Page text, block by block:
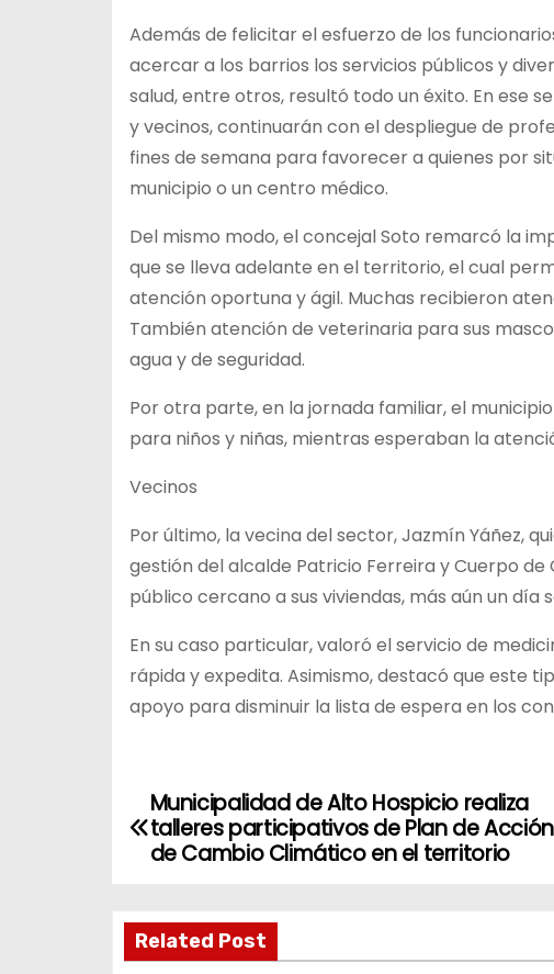
Además de felicitar el esfuerzo de los
acercar a los barrios los servicios públicos y
salud, entre otros, resultó todo un éxito. En ese
y vecinos, continuarán con el despliegue de
fines de semana para favorecer a quienes por
municipio o un centro médico.
Del mismo modo, el concejal Soto remarcó la
que se lleva adelante en el territorio, el cual
atención oportuna y ágil. Muchas recibieron
También atención de veterinaria para sus
agua y de seguridad.
Por otra parte, en la jornada familiar, el
para niños y niñas, mientras esperaban la
Vecinos
Por último, la vecina del sector, Jazmín Yáñez,
gestión del alcalde Patricio Ferreira y Cuerpo
público cercano a sus viviendas, más aún un
En su caso particular, valoró el servicio de
rápida y expedita. Asimismo, destacó que este
apoyo para disminuir la lista de espera en los
N
e
Municipalidad de Alto Hospicio realiza
talleres participativos de Plan de Acción
de Cambio Climático en el territorio
Related Post